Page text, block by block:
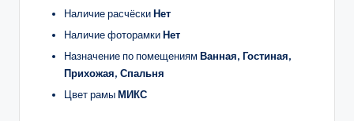
Наличие расчёскиНет
Наличие фоторамкиНет
Назначение по помещениям Ванная, Гостиная,
Прихожая, Спальня
Цвет рамыМИКС